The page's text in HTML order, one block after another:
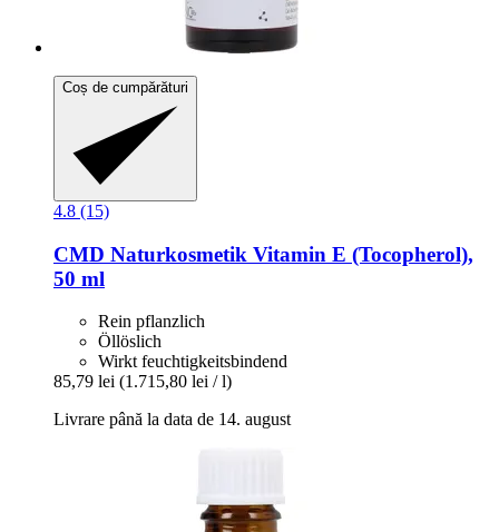
Coș de cumpărături
4.8 (15)
CMD Naturkosmetik Vitamin E (Tocopherol),
50 ml
Rein pflanzlich
Öllöslich
Wirkt feuchtigkeitsbindend
85,79 lei (1.715,80 lei / l)
Livrare până la data de 14. august